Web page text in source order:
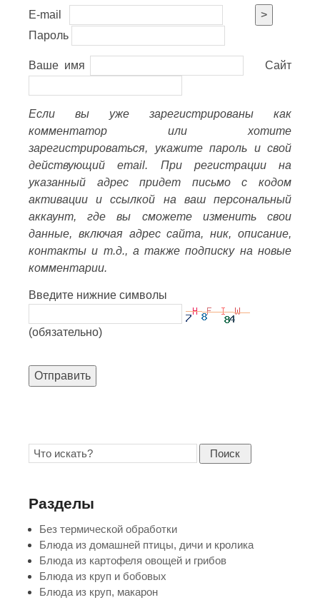
E-mail
>
Пароль
Ваше имя Сайт
Если вы уже зарегистрированы как
комментатор или хотите
зарегистрироваться, укажите пароль и свой
действующий email. При регистрации на
указанный адрес придет письмо с кодом
активации и ссылкой на ваш персональный
аккаунт, где вы сможете изменить свои
данные, включая адрес сайта, ник, описание,
контакты и т.д., а также подписку на новые
комментарии.
Введите нижние символы
(обязательно)
Отправить
Поиск
Разделы
Без термической обработки
Блюда из домашней птицы, дичи и кролика
Блюда из картофеля овощей и грибов
Блюда из круп и бобовых
Блюда из круп, макарон